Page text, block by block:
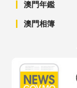
澳門年鑑
澳門相簿